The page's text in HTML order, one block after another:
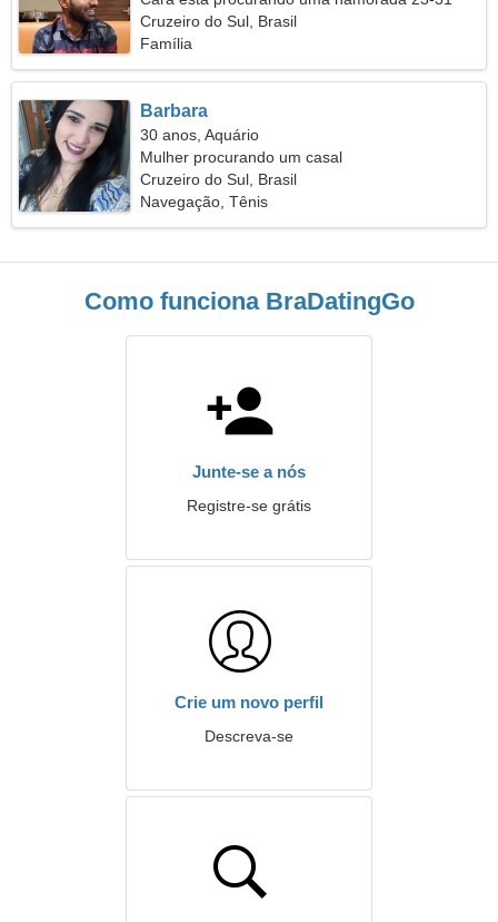
Cruzeiro do Sul, Brasil
Família
Barbara
30 anos, Aquário
Mulher procurando um casal
Cruzeiro do Sul, Brasil
Navegação, Tênis
Como funciona BraDatingGo
Junte-se a nós
Registre-se grátis
Crie um novo perfil
Descreva-se